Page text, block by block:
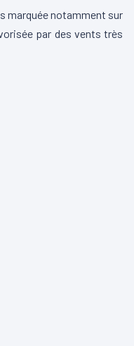
marquée notamment sur
par des vents très